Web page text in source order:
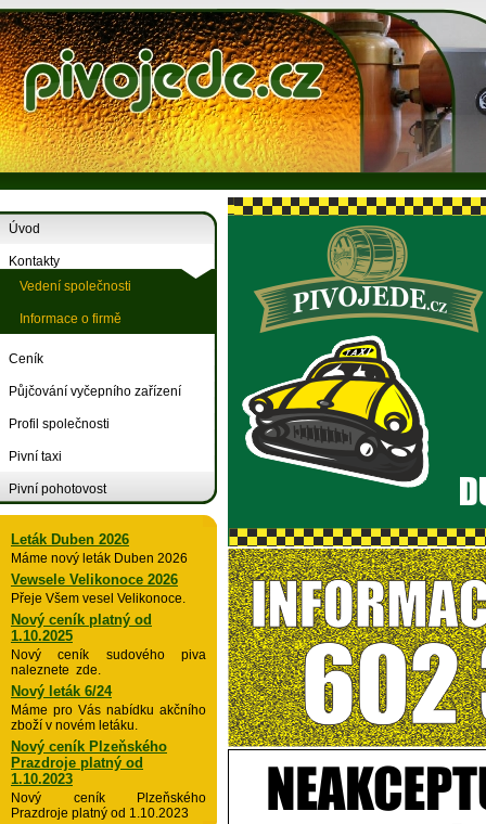
Úvod
Kontakty
Vedení společnosti
Informace o firmě
Ceník
Půjčování vyčepního zařízení
Profil společnosti
Pivní taxi
Pivní pohotovost
Leták Duben 2026
Máme nový leták Duben 2026
Vewsele Velikonoce 2026
Přeje Všem vesel Velikonoce.
Nový ceník platný od
1.10.2025
Nový ceník sudového piva
naleznete zde.
Nový leták 6/24
Máme pro Vás nabídku akčního
zboží v novém letáku.
Nový ceník Plzeňského
Prazdroje platný od
1.10.2023
Nový ceník Plzeňského
Prazdroje platný od 1.10.2023